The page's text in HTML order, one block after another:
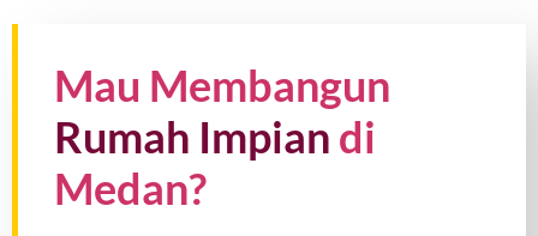
Mau Membangun
Rumah Impian di
Medan?